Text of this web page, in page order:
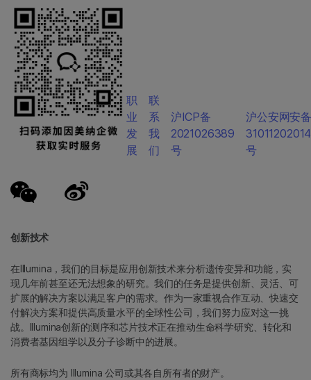
创新技术
在Illumina，我们的目标是应用创新技术来分析遗传变异和功能，实
现几年前甚至还无法想象的研究。我们的任务是提供创新、灵活、可
扩展的解决方案以满足客户的需求。作为一家重视合作互动、快速交
付解决方案和提供高质量水平的全球性公司，我们努力应对这一挑
战。Illumina创新的测序和芯片技术正在推动生命科学研究、转化和
消费者基因组学以及分子诊断中的进展。
所有商标均为 Illumina 公司或其各自所有者的财产。
职
业
发
展
联
系
我
们
沪ICP备
2021026389
号
沪公安网安
号